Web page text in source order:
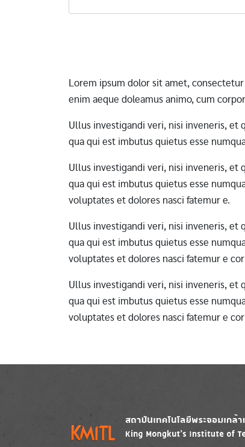
Lorem ipsum dolor sit amet,
enim aeque doleamus animo, cum
Ullus investigandi veri, nisi inveneris, et
qua qui est imbutus quietus esse
Ullus investigandi veri, nisi inveneris, et
qua qui est imbutus quietus esse
voluptates et dolores nasci fatemur e.
Ullus investigandi veri, nisi inveneris, et
qua qui est imbutus quietus esse
voluptates et dolores nasci fatemur e
Ullus investigandi veri, nisi inveneris, et
qua qui est imbutus quietus esse
voluptates et dolores nasci fatemur e
Image Image